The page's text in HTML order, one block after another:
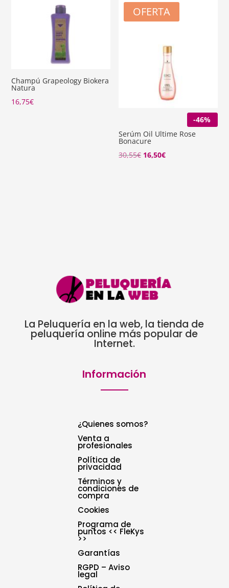
Champú Grapeology Biokera
Natura
16,75€
OFERTA
-46%
Serúm Oil Ultime Rose
Bonacure
30,55€ El
16,50€El
La Peluquería en la web, la tienda de
peluquería online más popular de
Internet.
Información
¿Quienes somos?
Venta a
profesionales
Política de
privacidad
Términos y
condiciones de
compra
Cookies
Programa de
puntos << FleKys
>>
Garantías
RGPD – Aviso
legal